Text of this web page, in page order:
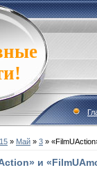
» Май » 3 »
и